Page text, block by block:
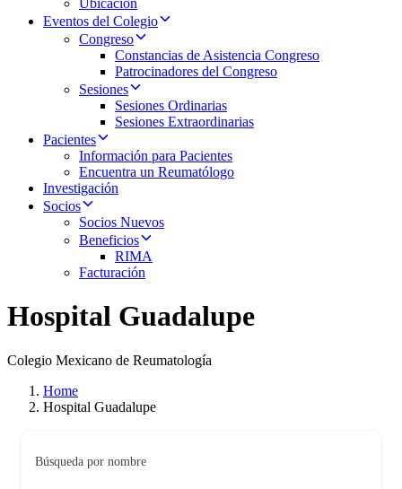
Ubicación
Eventos del Colegio
Congreso
Constancias de Asistencia Congreso
Patrocinadores del Congreso
Sesiones
Sesiones Ordinarias
Sesiones Extraordinarias
Pacientes
Información para Pacientes
Encuentra un Reumatólogo
Investigación
Socios
Socios Nuevos
Beneficios
RIMA
Facturación
Hospital Guadalupe
Colegio Mexicano de Reumatología
Home
Hospital Guadalupe
Búsqueda por nombre